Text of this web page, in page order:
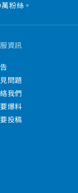
粉絲。
資訊
問題
我們
爆料
投稿